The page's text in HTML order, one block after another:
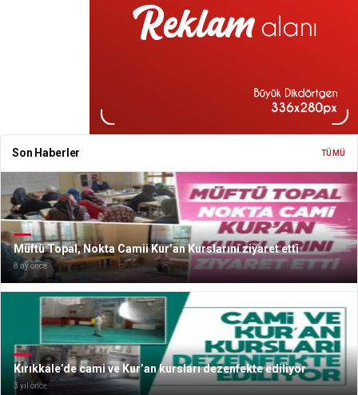
Son Haberler TÜMÜ
Müftü Topal, Nokta Camii Kur’an Kurslarını ziyaret etti
8 ay önce
Kırıkkale’de cami ve Kur’an kursları dezenfekte ediliyor
3 yıl önce